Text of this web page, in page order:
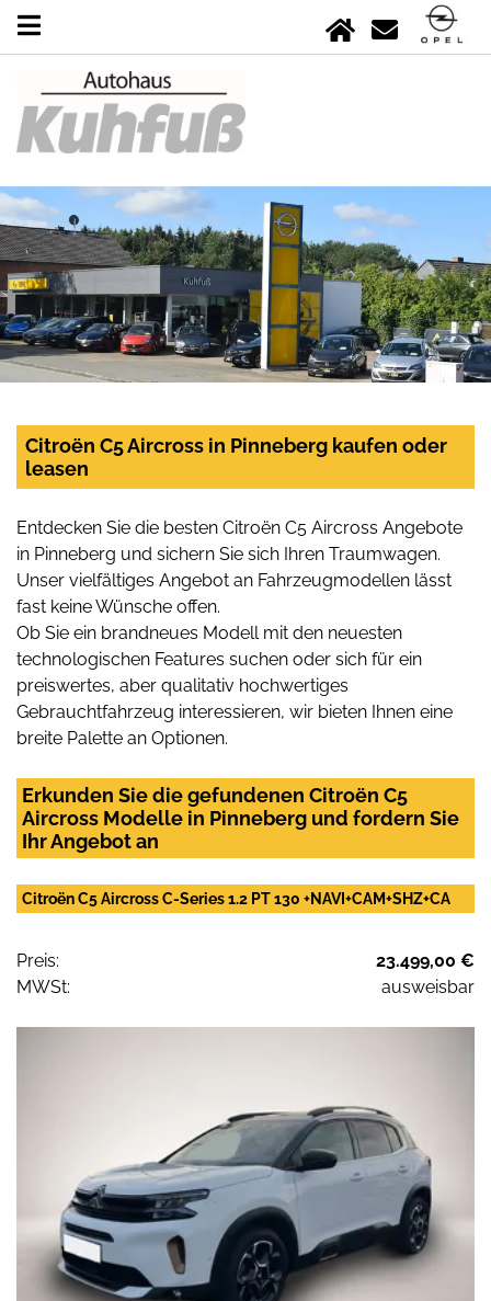
Citroën C5 Aircross in Pinneberg kaufen oder
leasen
Entdecken Sie die besten Citroën C5 Aircross Angebote
in Pinneberg und sichern Sie sich Ihren Traumwagen.
Unser vielfältiges Angebot an Fahrzeugmodellen lässt
fast keine Wünsche offen.
Ob Sie ein brandneues Modell mit den neuesten
technologischen Features suchen oder sich für ein
preiswertes, aber qualitativ hochwertiges
Gebrauchtfahrzeug interessieren, wir bieten Ihnen eine
breite Palette an Optionen.
Erkunden Sie die gefundenen Citroën C5
Aircross Modelle in Pinneberg und fordern Sie
Ihr Angebot an
Citroën C5 Aircross C-Series 1.2 PT 130 +NAVI+CAM+SHZ+CA
Preis:
23.499,00 €
MWSt:
ausweisbar